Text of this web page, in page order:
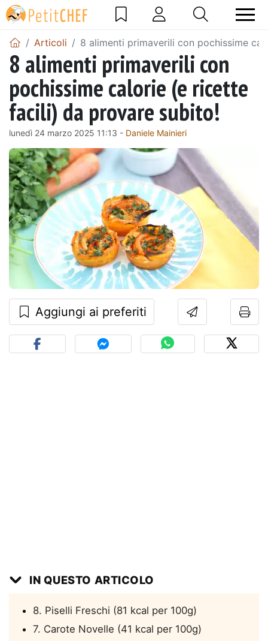
Articoli 8 alimenti primaverili con pochissime
8 alimenti primaverili con
pochissime calorie (e ricette
facili) da provare subito!
lunedì 24 marzo 2025 11:13 - Daniele Mainieri
Aggiungi ai preferiti
IN QUESTO ARTICOLO
8. Piselli Freschi (81 kcal per 100g)
7. Carote Novelle (41 kcal per 100g)